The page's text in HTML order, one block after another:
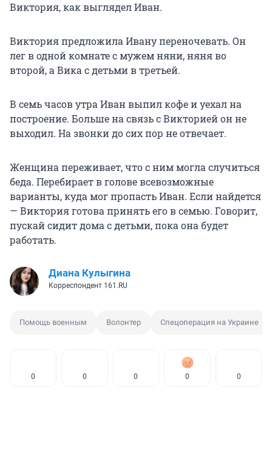
Виктория, как выглядел Иван.
Виктория предложила Ивану переночевать. Он
лег в одной комнате с мужем няни, няня во
второй, а Вика с детьми в третьей.
В семь часов утра Иван выпил кофе и уехал на
построение. Больше на связь с Викторией он не
выходил. На звонки до сих пор не отвечает.
Женщина переживает, что с ним могла случиться
беда. Перебирает в голове всевозможные
варианты, куда мог пропасть Иван. Если найдется
— Виктория готова принять его в семью. Говорит,
пускай сидит дома с детьми, пока она будет
работать.
Диана Кулыгина
Корреспондент 161.RU
Помощь военным Волонтер Спецоперация на Украине
0 0 0 0 0